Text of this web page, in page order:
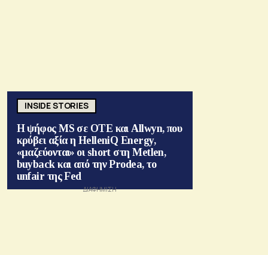
INSIDE STORIES
Η ψήφος MS σε ΟΤΕ και Allwyn, που
κρύβει αξία η HelleniQ Energy,
«μαζεύονται» οι short στη Metlen,
buyback και από την Prodea, το
unfair της Fed